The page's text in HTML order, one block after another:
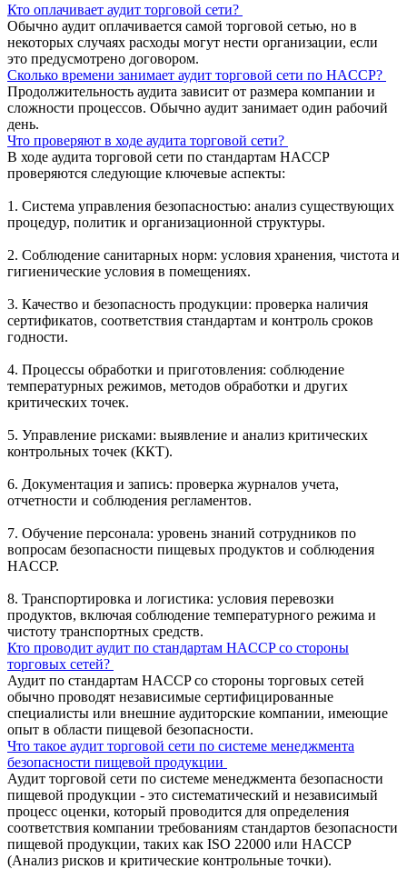
Кто оплачивает аудит торговой сети?
Обычно аудит оплачивается самой торговой сетью, но в
некоторых случаях расходы могут нести организации, если
это предусмотрено договором.
Сколько времени занимает аудит торговой сети по HACCP?
Продолжительность аудита зависит от размера компании и
сложности процессов. Обычно аудит занимает один рабочий
день.
Что проверяют в ходе аудита торговой сети?
В ходе аудита торговой сети по стандартам HACCP
проверяются следующие ключевые аспекты:
1. Система управления безопасностью: анализ существующих
процедур, политик и организационной структуры.
2. Соблюдение санитарных норм: условия хранения, чистота и
гигиенические условия в помещениях.
3. Качество и безопасность продукции: проверка наличия
сертификатов, соответствия стандартам и контроль сроков
годности.
4. Процессы обработки и приготовления: соблюдение
температурных режимов, методов обработки и других
критических точек.
5. Управление рисками: выявление и анализ критических
контрольных точек (ККТ).
6. Документация и запись: проверка журналов учета,
отчетности и соблюдения регламентов.
7. Обучение персонала: уровень знаний сотрудников по
вопросам безопасности пищевых продуктов и соблюдения
HACCP.
8. Транспортировка и логистика: условия перевозки
продуктов, включая соблюдение температурного режима и
чистоту транспортных средств.
Кто проводит аудит по стандартам HACCP со стороны
торговых сетей?
Аудит по стандартам HACCP со стороны торговых сетей
обычно проводят независимые сертифицированные
специалисты или внешние аудиторские компании, имеющие
опыт в области пищевой безопасности.
Что такое аудит торговой сети по системе менеджмента
безопасности пищевой продукции
Аудит торговой сети по системе менеджмента безопасности
пищевой продукции - это систематический и независимый
процесс оценки, который проводится для определения
соответствия компании требованиям стандартов безопасности
пищевой продукции, таких как ISO 22000 или HACCP
(Анализ рисков и критические контрольные точки).